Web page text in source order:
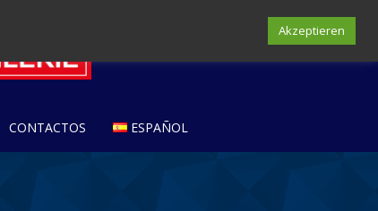
CONTACTOS ESPAÑOL
Akzeptieren